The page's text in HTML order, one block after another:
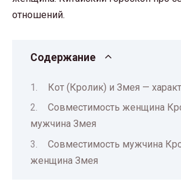
отношений.
Содержание
Кот (Кролик) и Змея —
Совместимость женщина
мужчина Змея
Совместимость мужчина
женщина Змея